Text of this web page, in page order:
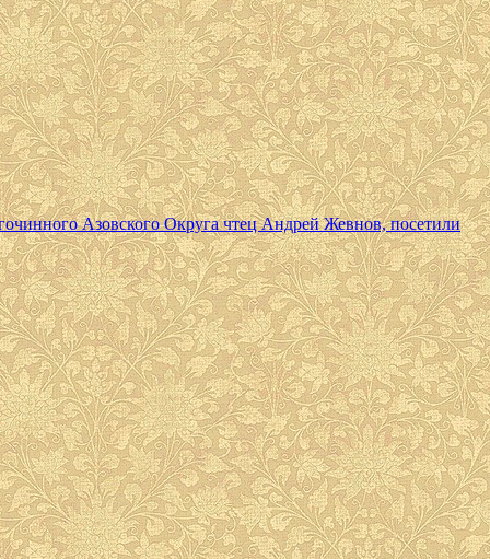
Азовского Округа чтец Андрей Жевнов, посетили